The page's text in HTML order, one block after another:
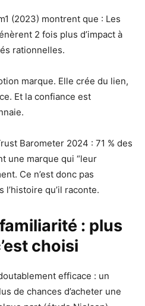
(2023) montrent que : Les
2 fois plus d’impact à
rationnelles.
marque. Elle crée du lien,
Et la confiance est
Barometer 2024 : 71 % des
une marque qui “leur
Ce n’est donc pas
qu’il raconte.
: plus
choisi
efficace : un
de chances d’acheter une